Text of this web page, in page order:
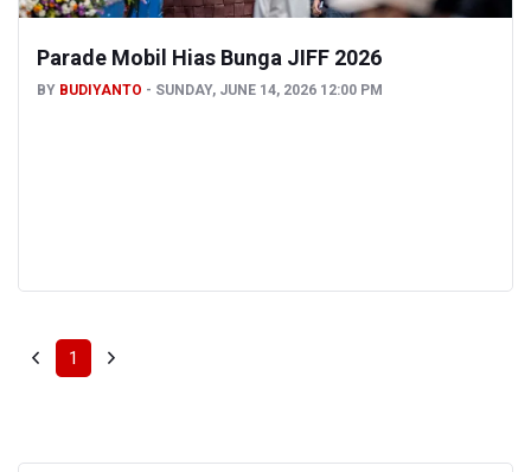
Parade Mobil Hias Bunga JIFF 2026
BY BUDIYANTO SUNDAY, JUNE 14, 2026 12:00 PM
1